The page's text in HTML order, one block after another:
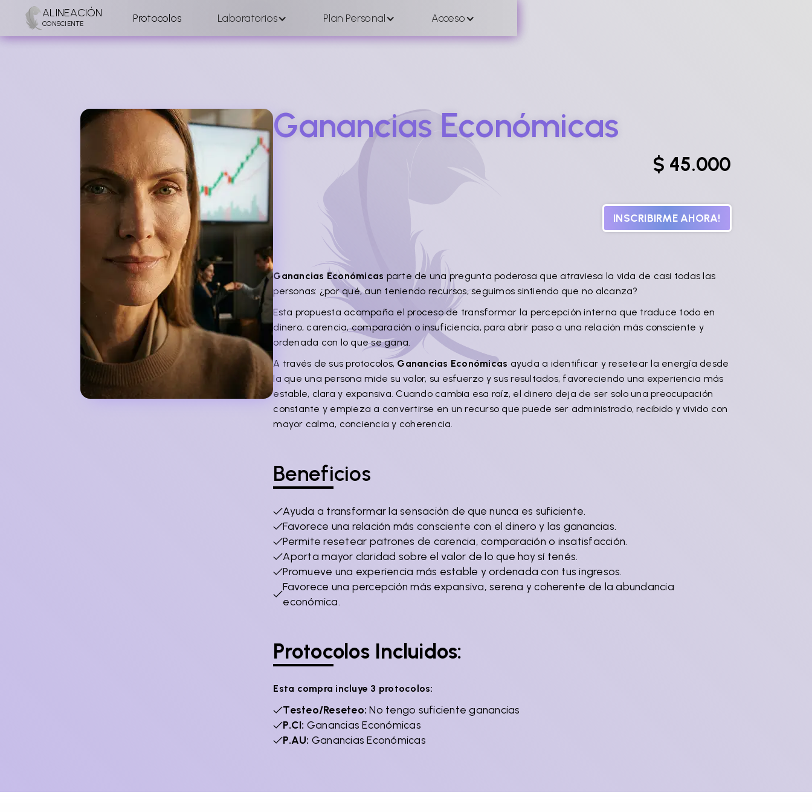
ALINEACIÓN
CONSCIENTE Protocolos Laboratorios Plan Personal Acceso
Ganancias Económicas
$ 45.000
INSCRIBIRME AHORA!
Ganancias Económicas parte de una pregunta poderosa que atraviesa la vida de casi todas las
personas: ¿por qué, aun teniendo recursos, seguimos sintiendo que no alcanza?
Esta propuesta acompaña el proceso de transformar la percepción interna que traduce todo en
dinero, carencia, comparación o insuficiencia, para abrir paso a una relación más consciente y
ordenada con lo que se gana.
A través de sus protocolos, Ganancias Económicas ayuda a identificar y resetear la energía desde
la que una persona mide su valor, su esfuerzo y sus resultados, favoreciendo una experiencia más
estable, clara y expansiva. Cuando cambia esa raíz, el dinero deja de ser solo una preocupación
constante y empieza a convertirse en un recurso que puede ser administrado, recibido y vivido con
mayor calma, conciencia y coherencia.
Beneficios
Ayuda a transformar la sensación de que nunca es suficiente.
Favorece una relación más consciente con el dinero y las ganancias.
Permite resetear patrones de carencia, comparación o insatisfacción.
Aporta mayor claridad sobre el valor de lo que hoy sí tenés.
Promueve una experiencia más estable y ordenada con tus ingresos.
Favorece una percepción más expansiva, serena y coherente de la abundancia
económica.
Protocolos Incluidos:
Esta compra incluye 3 protocolos:
Testeo/Reseteo: No tengo suficiente ganancias
P.CI: Ganancias Económicas
P.AU: Ganancias Económicas